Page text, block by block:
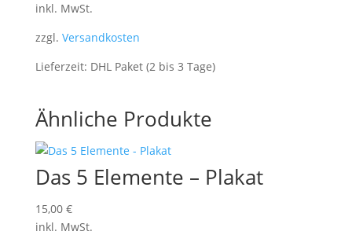
inkl. MwSt.
zzgl. Versandkosten
Lieferzeit: DHL Paket (2 bis 3 Tage)
Ähnliche Produkte
Das 5 Elemente – Plakat
15,00 €
inkl. MwSt.